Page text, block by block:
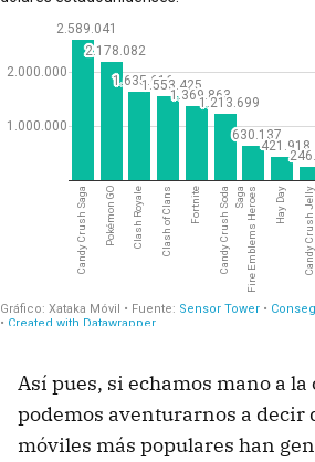
Así pues, si echamos mano a la
podemos aventurarnos a decir
móviles más populares han